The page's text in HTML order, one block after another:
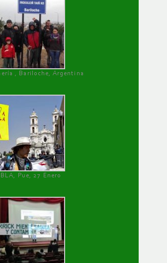
, Bariloche, Argentina
Pue, 27 Enero